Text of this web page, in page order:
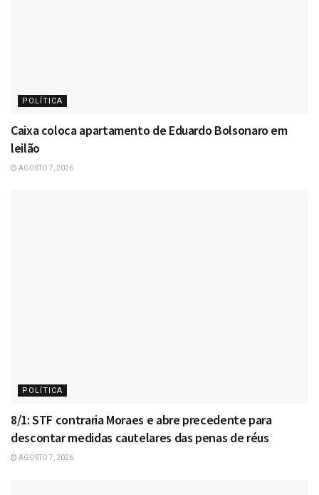
POLÍTICA
Caixa coloca apartamento de Eduardo Bolsonaro em
leilão
AGOSTO 7, 2026
POLÍTICA
8/1: STF contraria Moraes e abre precedente para
descontar medidas cautelares das penas de réus
AGOSTO 7, 2026